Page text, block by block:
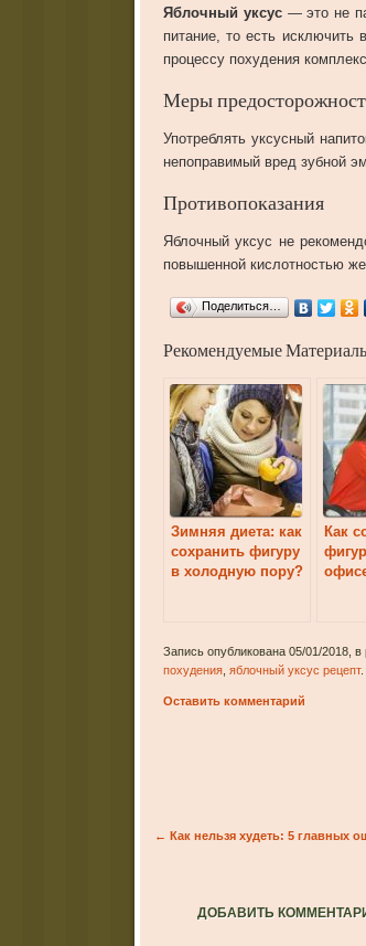
Яблочный уксус— это не
питание, то есть исключить
процессу похудения
Меры
Употреблять уксусный
непоправимый вред зубной
Противопоказания
Яблочный уксус не
повышенной кислотностью
Поделиться…
Рекомендуемые
Зимняя диета: как
сохранить фигуру
в холодную пору?
Как
Запись опубликована 05/01/2018, в
похудения, яблочный уксус рецепт.
Оставить комментарий
Post navigation
← Как нельзя худеть: 5 главных
ДОБАВИТЬ